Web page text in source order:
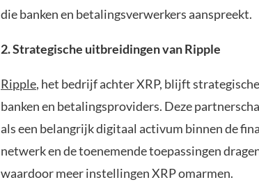
die banken en betalingsverwerkers aanspreekt.
2. Strategische uitbreidingen van Ripple
Ripple, het bedrijf achter XRP, blijft
banken en betalingsproviders. Deze
als een belangrijk digitaal activum binnen de
netwerk en de toenemende toepassingen
waardoor meer instellingen XRP omarmen.